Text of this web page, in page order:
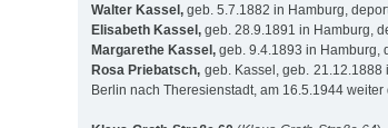
Walter Kassel, geb. 5.7.1882 in Hamburg,
Elisabeth Kassel, geb. 28.9.1891 in Hamburg,
Margarethe Kassel, geb. 9.4.1893 in Hamburg,
Rosa Priebatsch, geb. Kassel, geb.
Berlin nach Theresienstadt, am 16.5.1944